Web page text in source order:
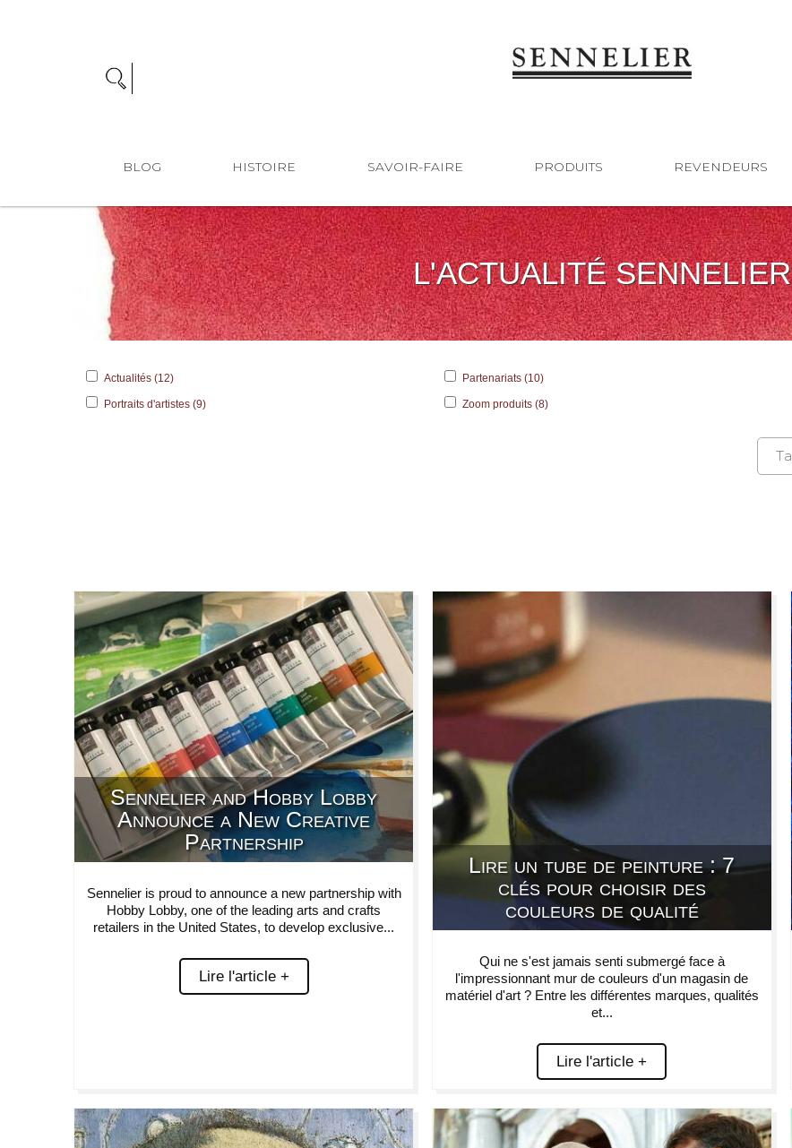
BLOG HISTOIRE SAVOIR-FAIRE PRODUITS REVENDEURS
L'ACTUALITÉ SENNELIER
Actualités (12) Partenariats (10)
Portraits d'artistes (9) Zoom produits (8)
Sennelier and Hobby Lobby
Announce a New Creative
Partnership
Sennelier is proud to announce a new partnership with
Hobby Lobby, one of the leading arts and crafts
retailers in the United States, to develop exclusive...
Lire l'article +
Lire un tube de peinture : 7
clés pour choisir des
couleurs de qualité
Qui ne s'est jamais senti submergé face à
l'impressionnant mur de couleurs d'un magasin de
matériel d'art ? Entre les différentes marques, qualités
et...
Lire l'article +